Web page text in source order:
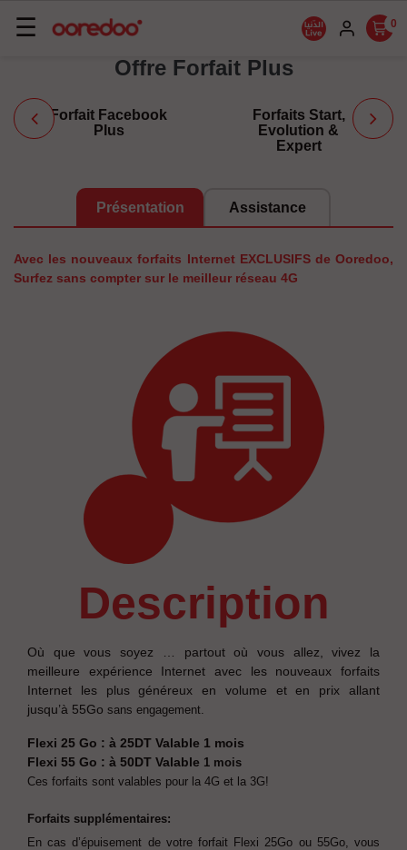
Basculer
navigation
☰ 0
Offre Forfait Plus
Forfait Facebook
Plus
Forfaits Start,
Evolution &
Expert
Présentation Assistance
Avec les nouveaux forfaits Internet EXCLUSIFS de Ooredoo,
Surfez sans compter sur le meilleur réseau 4G
description
Où que vous soyez … partout où vous allez, vivez la
meilleure expérience Internet avec les nouveaux forfaits
Internet les plus généreux en volume et en prix allant
jusqu’à 55Go sans engagement.
Flexi 25 Go : à 25DT Valable 1 mois
Flexi 55 Go : à 50DT Valable 1 mois
Ces forfaits sont valables pour la 4G et la 3G!
Forfaits supplémentaires:
En cas d’épuisement de votre forfait Flexi 25Go ou 55Go, vous